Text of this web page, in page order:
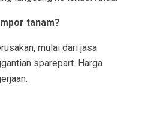
tanam?
mulai dari jasa
sparepart. Harga